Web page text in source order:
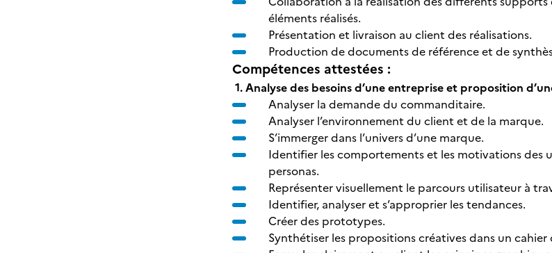
éléments réalisés.
Présentation et livraison au client des réalisations.
Production de documents de référence et de
Compétences attestées :
1. Analyse des besoins d’une entreprise et proposition
Analyser la demande du commanditaire.
Analyser l’environnement du client et de la marque.
S’immerger dans l’univers d’une marque.
Identifier les comportements et les motivations des
personas.
Représenter visuellement le parcours utilisateur à
Identifier, analyser et s’approprier les tendances.
Créer des prototypes.
Synthétiser les propositions créatives dans un cahier